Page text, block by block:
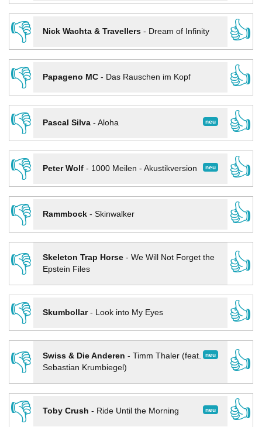
👎
Nick Wachta & Travellers- Dream of Infinity
👍
👎
Papageno MC- Das Rauschen im Kopf
👍
👎
neu
Pascal Silva- Aloha
👍
👎
neu
Peter Wolf- 1000 Meilen - Akustikversion
👍
👎
Rammbock- Skinwalker
👍
👎
Skeleton Trap Horse- We Will Not Forget the
Epstein Files
👍
👎
Skumbollar- Look into My Eyes
👍
👎
neu
Swiss & Die Anderen - Timm Thaler (feat.
Sebastian Krumbiegel)
👍
👎
neu
Toby Crush - Ride Until the Morning
👍